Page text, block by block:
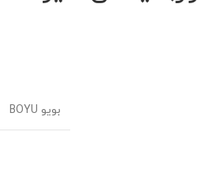
بویو BOYU